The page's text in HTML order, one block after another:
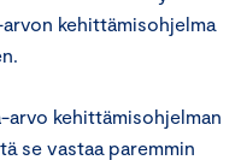
kehittämisohjelma
arvo kehittämisohjelman
se vastaa paremmin